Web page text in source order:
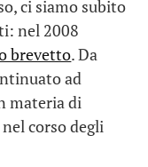
ci siamo subito
nel 2008
brevetto. Da
ad
materia di
corso degli